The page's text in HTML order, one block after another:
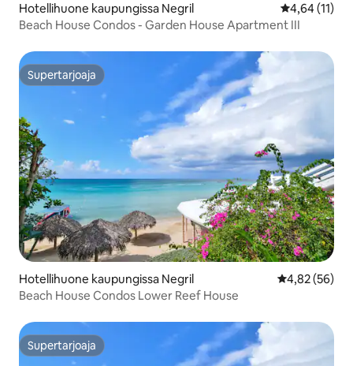
Hotellihuone kaupungissa Negril
4,64 (11)
Beach House Condos - Garden House Apartment III
Supertarjoaja
Supertarjoaja
Hotellihuone kaupungissa Negril
4,82 (56)
Beach House Condos Lower Reef House
Supertarjoaja
Supertarjoaja